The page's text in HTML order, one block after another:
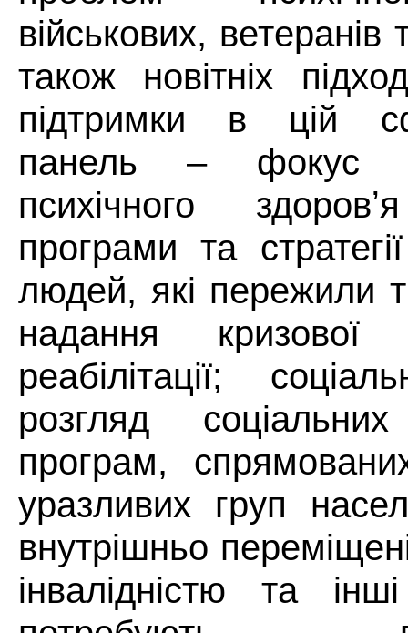
військових, ветеранів
також новітніх
підтримки в цій
панель – фокус
психічного
програми та
людей, які пережили
надання
реабілітації;
розгляд
програм,
уразливих груп
внутрішньо
інвалідністю та